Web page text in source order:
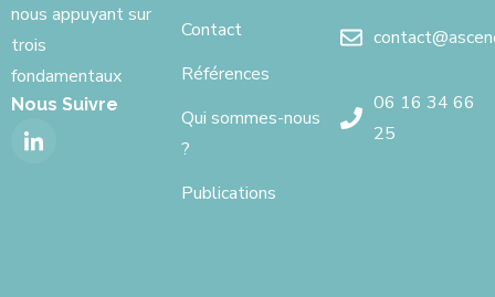
nous appuyant sur
trois
fondamentaux
Nous Suivre
Contact
Références
Qui sommes-nous
?
Publications
06 16 34 66
25